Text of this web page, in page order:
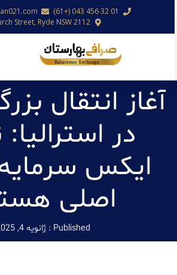
01 32 456 043 (+61)
Street, Ryde NSW 2112
آغاز انتقال
در
ایکس سرمایه
اصلی
Published : ژانویه 4, 2025